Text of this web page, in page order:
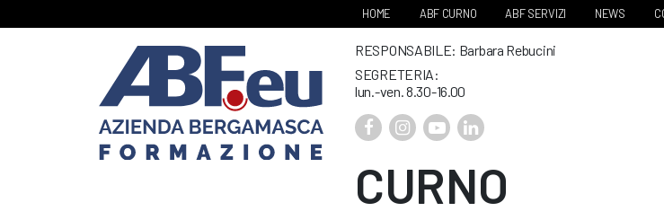
HOME ABF CURNO ABF SERVIZI NEWS
RESPONSABILE: Barbara Rebucini
SEGRETERIA:
lun.-ven. 8.30-16.00
CURNO